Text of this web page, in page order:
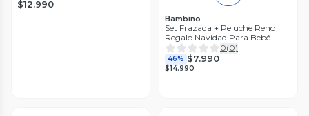
$12.990
Bambino
Set Frazada + Peluche Reno
Regalo Navidad Para Bebé
Bambino Reno Gris
0(0)
46% $7.990
$14.990